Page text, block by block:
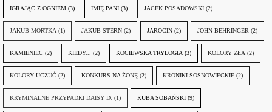
IGRAJĄC Z OGNIEM (3) IMIĘ PANI (3) JACEK POSADOWSKI (2)
JAKUB MORTKA (1) JAKUB STERN (2) JAROCIN (2) JOHN BEHRINGER (2)
KAMIENIEC (2) KIEDY... (2) KOCIEWSKA TRYLOGIA (3) KOLORY ZŁA (2)
KOLORY UCZUĆ (2) KONKURS NA ŻONĘ (2) KRONIKI SOSNOWIECKIE (2)
KRYMINALNE PRZYPADKI DAISY D. (1) KUBA SOBAŃSKI (9)